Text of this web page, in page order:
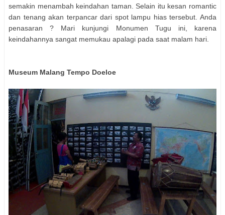
semakin menambah keindahan taman. Selain itu kesan romantic
dan tenang akan terpancar dari spot lampu hias tersebut. Anda
penasaran ? Mari kunjungi Monumen Tugu ini, karena
keindahannya sangat memukau apalagi pada saat malam hari.
Museum Malang Tempo Doeloe